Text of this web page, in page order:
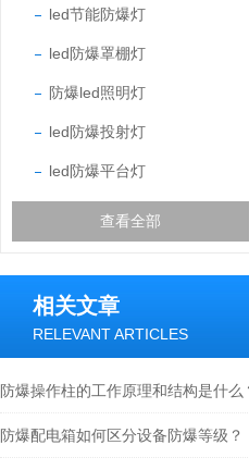
led节能防爆灯
led防爆罩棚灯
防爆led照明灯
led防爆投射灯
led防爆平台灯
查看全部
相关文章
RELEVANT ARTICLES
防爆操作柱的工作原理和结构是什么
防爆配电箱如何区分设备防爆等级？